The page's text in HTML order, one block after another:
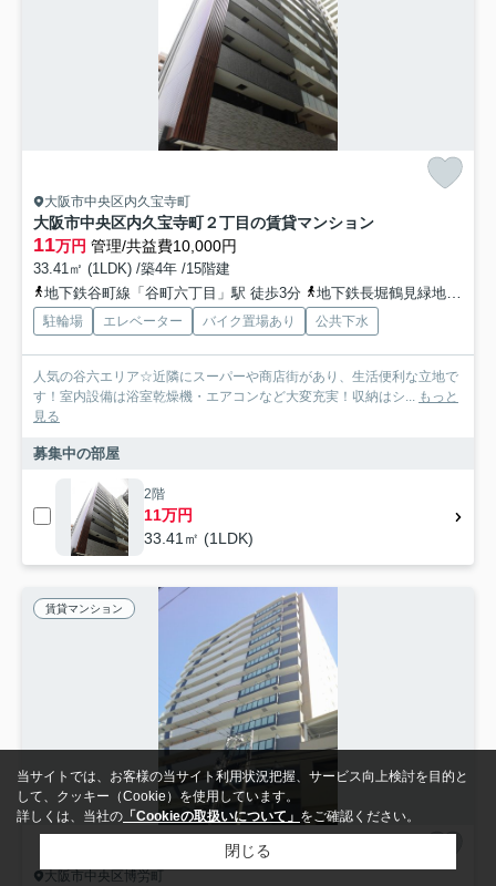
大阪市中央区内久宝寺町
大阪市中央区内久宝寺町２丁目の賃貸マンション
11万円 管理/共益費10,000円
33.41㎡ (1LDK) /築4年 /15階建
地下鉄谷町線「谷町六丁目」駅 徒歩3分
地下鉄長堀鶴見緑地「松屋町」駅 徒歩7分
駐輪場 エレベーター バイク置場あり 公共下水
人気の谷六エリア☆近隣にスーパーや商店街があり、生活便利な立地で
す！室内設備は浴室乾燥機・エアコンなど大変充実！収納はシ...
もっと
見る
募集中の部屋
2階
11万円
33.41㎡ (1LDK)
賃貸マンション
大阪市中央区博労町
当サイトでは、お客様の当サイト利用状況把握、サービス向上検討を目的と
して、クッキー（Cookie）を使用しています。
詳しくは、当社の 「Cookieの取扱いについて」 をご確認ください。
閉じる